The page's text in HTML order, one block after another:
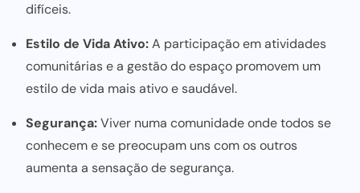
difíceis.
Estilo de Vida Ativo:A participação em atividades
comunitárias e a gestão do espaço promovem um
estilo de vida mais ativo e saudável.
Segurança:Viver numa comunidade onde todos se
conhecem e se preocupam uns com os outros
aumenta a sensação de segurança.